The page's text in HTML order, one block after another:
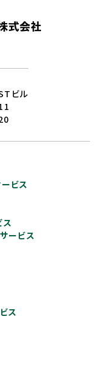
ビル
ビス
ス
ービス
ス